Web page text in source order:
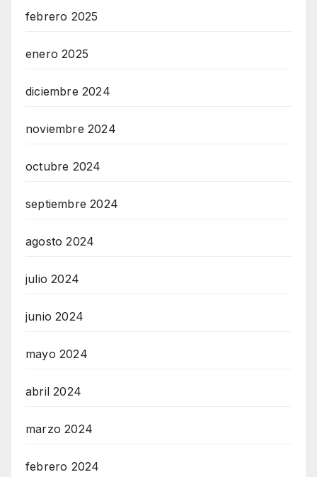
febrero 2025
enero 2025
diciembre 2024
noviembre 2024
octubre 2024
septiembre 2024
agosto 2024
julio 2024
junio 2024
mayo 2024
abril 2024
marzo 2024
febrero 2024